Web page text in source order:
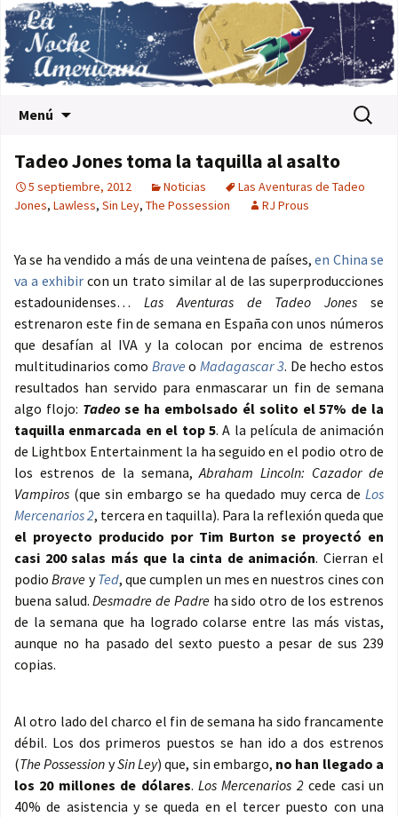
Menú Buscar:
Tadeo Jones toma la taquilla al asalto
5 septiembre, 2012 Noticias
Las Aventuras de Tadeo
Jones, Lawless, Sin Ley, The Possession RJ Prous
Ya se ha vendido a más de una veintena de países,en China se
va a exhibir con un trato similar al de las superproducciones
estadounidenses… Las Aventuras de Tadeo Jones se
estrenaron este fin de semana en España con unos números
que desafían al IVA y la colocan por encima de estrenos
multitudinarios como Brave o Madagascar 3. De hecho estos
resultados han servido para enmascarar un fin de semana
algo flojo: Tadeose ha embolsado él solito el 57% de la
taquilla enmarcada en el top 5. A la película de animación
de Lightbox Entertainment la ha seguido en el podio otro de
los estrenos de la semana,Abraham Lincoln: Cazador de
Vampiros (que sin embargo se ha quedado muy cerca de Los
Mercenarios 2, tercera en taquilla). Para la reflexión queda que
el proyecto producido por Tim Burton se proyectó en
casi 200 salas más que la cinta de animación. Cierran el
podioBrave yTed, que cumplen un mes en nuestros cines con
buena salud.Desmadre de Padreha sido otro de los estrenos
de la semana que ha logrado colarse entre las más vistas,
aunque no ha pasado del sexto puesto a pesar de sus 239
copias.
Al otro lado del charco el fin de semana ha sido francamente
débil. Los dos primeros puestos se han ido a dos estrenos
(The Possession ySin Ley) que, sin embargo, no han llegado a
los 20 millones de dólares.Los Mercenarios 2cede casi un
40% de asistencia y se queda en el tercer puesto con una